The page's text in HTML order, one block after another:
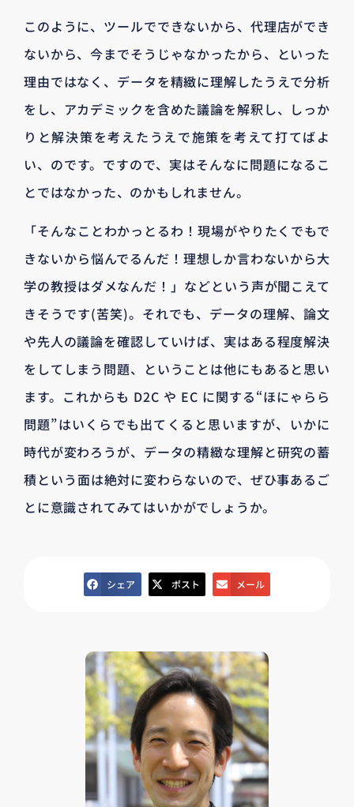
このように、ツールでできないから、代理店ができ
ないから、今までそうじゃなかったから、といった
理由ではなく、データを精緻に理解したうえで分析
をし、アカデミックを含めた議論を解釈し、しっか
りと解決策を考えたうえで施策を考えて打てばよ
い、のです。ですので、実はそんなに問題になるこ
とではなかった、のかもしれません。
「そんなことわかっとるわ！現場がやりたくでもで
きないから悩んでるんだ！理想しか言わないから大
学の教授はダメなんだ！」などという声が聞こえて
きそうです(苦笑)。それでも、データの理解、論文
や先人の議論を確認していけば、実はある程度解決
をしてしまう問題、ということは他にもあると思い
ます。これからも D2C や EC に関する“ほにゃらら
問題”はいくらでも出てくると思いますが、いかに
時代が変わろうが、データの精緻な理解と研究の蓄
積という面は絶対に変わらないので、ぜひ事あるご
とに意識されてみてはいかがでしょうか。
シェア ポスト メール